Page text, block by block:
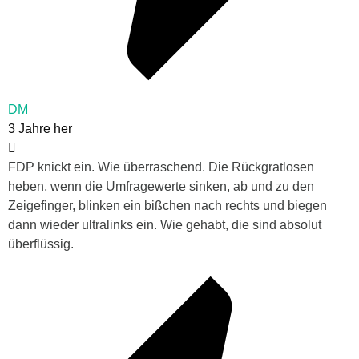
DM
3 Jahre her
FDP knickt ein. Wie überraschend. Die Rückgratlosen
heben, wenn die Umfragewerte sinken, ab und zu den
Zeigefinger, blinken ein bißchen nach rechts und biegen
dann wieder ultralinks ein. Wie gehabt, die sind absolut
überflüssig.